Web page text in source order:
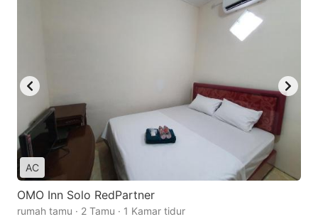
AC
OMO Inn Solo RedPartner
rumah tamu · 2 Tamu · 1 Kamar tidur